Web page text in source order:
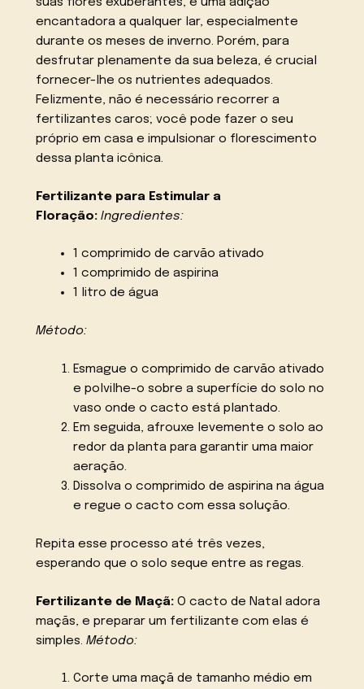
encantadora a qualquer lar, especialmente
durante os meses de inverno. Porém, para
desfrutar plenamente da sua beleza, é crucial
fornecer-lhe os nutrientes adequados.
Felizmente, não é necessário recorrer a
fertilizantes caros; você pode fazer o seu
próprio em casa e impulsionar o florescimento
dessa planta icônica.
Fertilizante para Estimular a
Floração: Ingredientes:
1 comprimido de carvão ativado
1 comprimido de aspirina
1 litro de água
Método:
Esmague o comprimido de carvão ativado
e polvilhe-o sobre a superfície do solo no
vaso onde o cacto está plantado.
Em seguida, afrouxe levemente o solo ao
redor da planta para garantir uma maior
aeração.
Dissolva o comprimido de aspirina na água
e regue o cacto com essa solução.
Repita esse processo até três vezes,
esperando que o solo seque entre as regas.
Fertilizante de Maçã: O cacto de Natal adora
maçãs, e preparar um fertilizante com elas é
simples.Método:
Corte uma maçã de tamanho médio em